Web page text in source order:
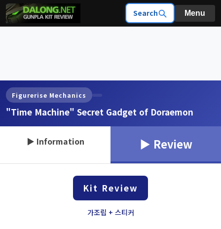
Search Menu
Figurerise Mechanics
"Time Machine" Secret Gadget of Doraemon
▶ Information ▶ Review
Kit Review
가조립 + 스티커